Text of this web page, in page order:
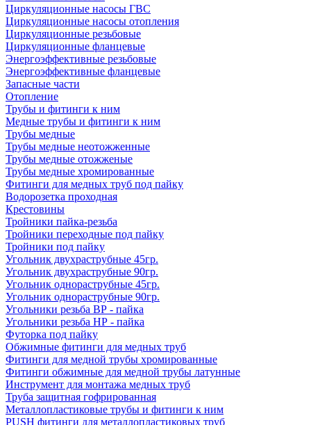
Циркуляционные насосы ГВС
Циркуляционные насосы отопления
Циркуляционные резьбовые
Циркуляционные фланцевые
Энергоэффективные резьбовые
Энергоэффективные фланцевые
Запасные части
Отопление
Трубы и фитинги к ним
Медные трубы и фитинги к ним
Трубы медные
Трубы медные неотожженные
Трубы медные отожженые
Трубы медные хромированные
Фитинги для медных труб под пайку
Водорозетка проходная
Крестовины
Тройники пайка-резьба
Тройники переходные под пайку
Тройники под пайку
Угольник двухраструбные 45гр.
Угольник двухраструбные 90гр.
Угольник однораструбные 45гр.
Угольник однораструбные 90гр.
Угольники резьба ВР - пайка
Угольники резьба НР - пайка
Футорка под пайку
Обжимные фитинги для медных труб
Фитинги для медной трубы хромированные
Фитинги обжимные для медной трубы латунные
Инструмент для монтажа медных труб
Труба защитная гофрированная
Металлопластиковые трубы и фитинги к ним
PUSH фитинги для металлопластиковых труб